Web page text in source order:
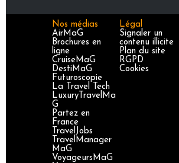
Nos médias
AirMaG
Brochures en
ligne
CruiseMaG
DestiMaG
Futuroscopie
La Travel Tech
LuxuryTravelMa
G
Partez en
France
TravelJobs
TravelManager
MaG
VoyageursMaG
Légal
Signaler un
contenu illicite
Plan du site
RGPD
Cookies